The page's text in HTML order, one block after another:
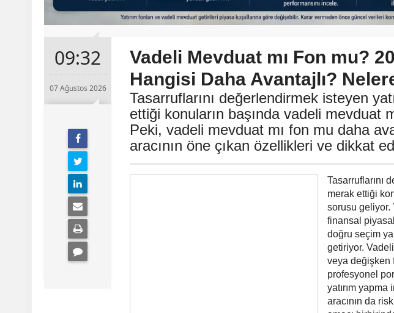
09:32
07 Ağustos 2026
Vadeli Mevduat mı Fon mu?
Hangisi Daha Avantajlı?
Tasarruflarını değerlendirmek isteyen
ettiği konuların başında vadeli mevduat
Peki, vadeli mevduat mı fon mu daha
aracının öne çıkan özellikleri ve dikkat
Tasarruflarını
merak ettiği
sorusu geliyor.
finansal
doğru seçim
getiriyor.
veya değişken
profesyonel
yatırım yapma
aracının da